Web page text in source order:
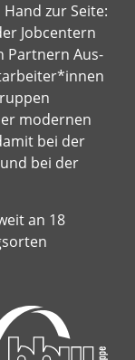
zur Seite:
Jobcentern
Partnern Aus-
modernen
bei der
bei der
an 18